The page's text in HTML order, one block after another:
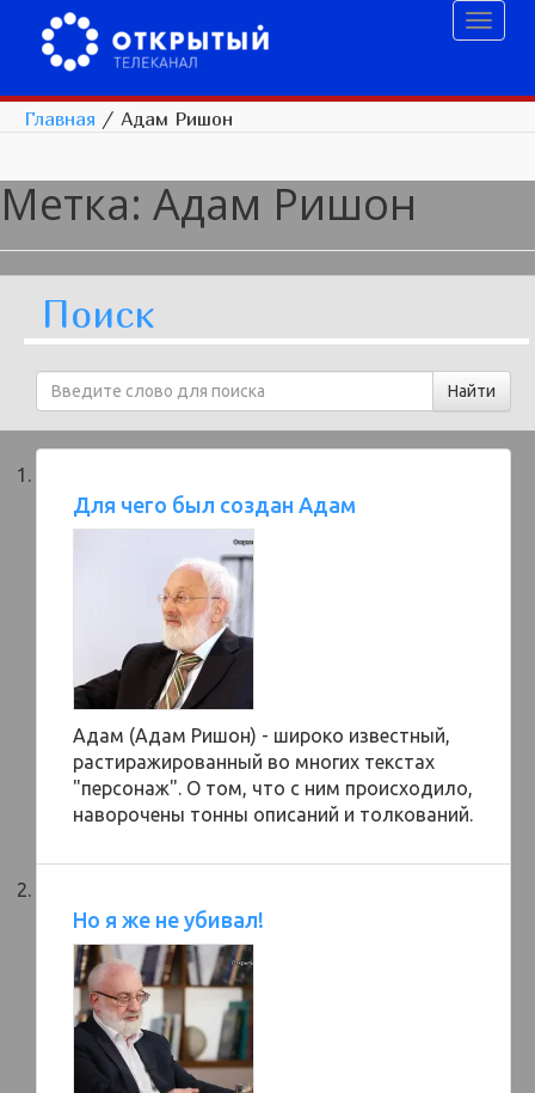
Главная / Адам Ришон
Метка: Адам Ришон
Поиск
Для чего был создан Адам
Адам (Адам Ришон) - широко известный,
растиражированный во многих текстах
"персонаж". О том, что с ним происходило,
наворочены тонны описаний и толкований.
Но я же не убивал!